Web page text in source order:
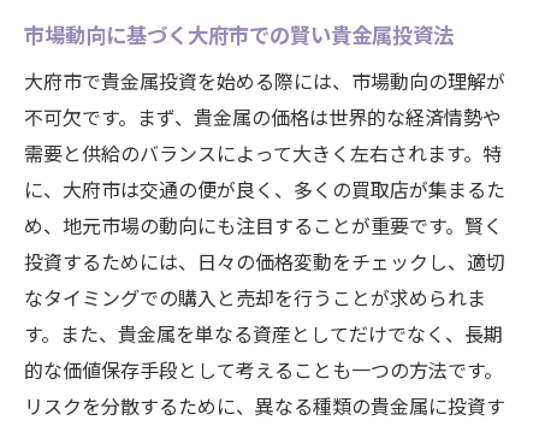
市場動向に基づく大府市での賢い貴金属投資法
大府市で貴金属投資を始める際には、市場動向の理解が
不可欠です。まず、貴金属の価格は世界的な経済情勢や
需要と供給のバランスによって大きく左右されます。特
に、大府市は交通の便が良く、多くの買取店が集まるた
め、地元市場の動向にも注目することが重要です。賢く
投資するためには、日々の価格変動をチェックし、適切
なタイミングでの購入と売却を行うことが求められま
す。また、貴金属を単なる資産としてだけでなく、長期
的な価値保存手段として考えることも一つの方法です。
リスクを分散するために、異なる種類の貴金属に投資す